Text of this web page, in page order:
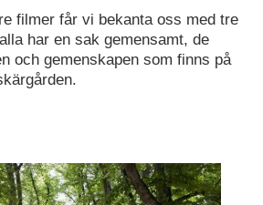
filmer får vi bekanta oss med tre
har en sak gemensamt, de
och gemenskapen som finns på